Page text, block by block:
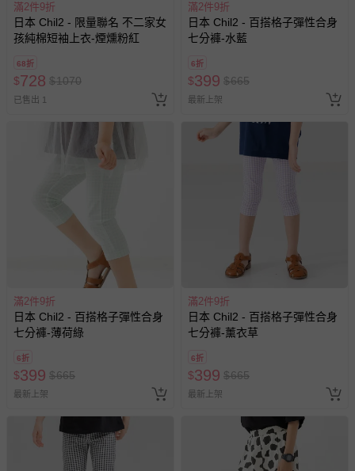
針對滿件折/滿額贈…等活動，如因部份退貨，而該訂單保
留商品未達活動門檻，將以原價計算，活動贈品亦需一併退
回。
部分商品依據消費者保護法的規定，不適用七天鑑賞期/猶
豫期範圍：
商品、食品等）。
客製化商品（例如客製生日書、姓名貼等）。
經消費者拆封之影音商品或電腦軟體（例如 DVD、CD
等）。
非以有形媒介提供之數位內容或一經提供即為完成之線
上服務，經消費者事先同意始提供（例如線上課程、遊
戲或活動點數等）。
已拆封之以下類型商品：
-個人衛生用品（例如尿布、貼身衣物、泳裝、襪子、地
-新生兒親膚衣物（嬰幼兒包巾與背巾、包屁衣、學習
帶束縛衣、餐搖椅等）。
-其他原廠盒裝商品封口處已貼上「不可拆封」，或具警
示字句等說明貼紙、封條者。
滿2件9折
日本 Chil2 - 限量聯名 不二家女
孩純棉短袖上衣-煙燻粉紅
68折
$728 $1070
已售出 1
滿2件9折
日本 Chil2 - 百搭格子彈性合身
七分褲-水藍
6折
$399 $665
最新上架
滿2件9折
日本 Chil2 - 百搭格子彈性合身
七分褲-薄荷綠
6折
$399 $665
最新上架
滿2件9折
日本 Chil2 - 百搭格子彈性合身
七分褲-薰衣草
6折
$399 $665
最新上架